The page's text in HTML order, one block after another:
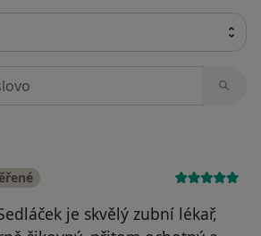
je skvělý zubní lékař,